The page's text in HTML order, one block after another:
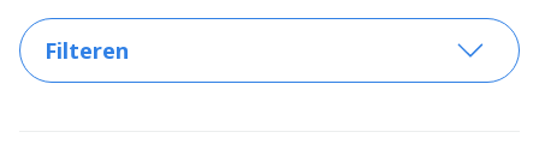
Filteren